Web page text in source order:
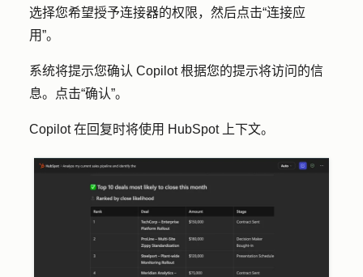
选择您希望授予连接器的权限，然后点击“连接应
用”。
系统将提示您确认 Copilot 根据您的提示将访问的信
息。点击“确认”。
Copilot 在回复时将使用 HubSpot 上下文。